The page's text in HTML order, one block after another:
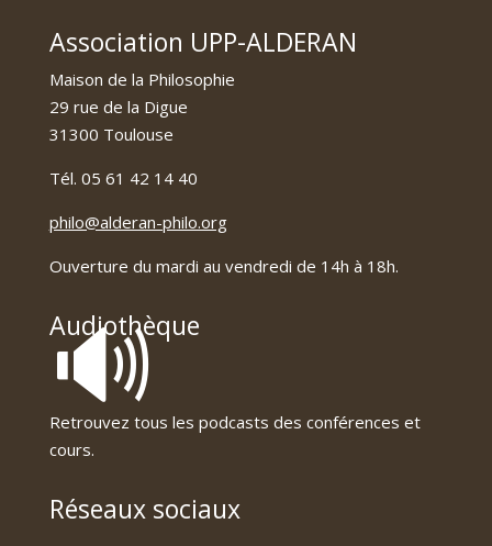
Association UPP-ALDERAN
Maison de la Philosophie
29 rue de la Digue
31300 Toulouse
Tél. 05 61 42 14 40
philo@alderan-philo.org
Ouverture du mardi au vendredi de 14h à 18h.
Audiothèque
🔊
Retrouvez tous les podcasts des conférences et
cours.
Réseaux sociaux